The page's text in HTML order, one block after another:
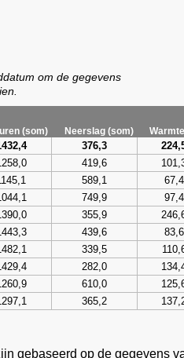
om de gegevens
(som) Neerslag (som)
376,3
419,6
589,1 67,4
749,9 97,4
355,9
439,6 83,6
339,5
282,0
610,0
365,2
gebaseerd op de gegevens